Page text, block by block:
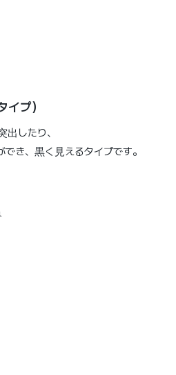
プ）
したり、
き、黒く見えるタイプです。